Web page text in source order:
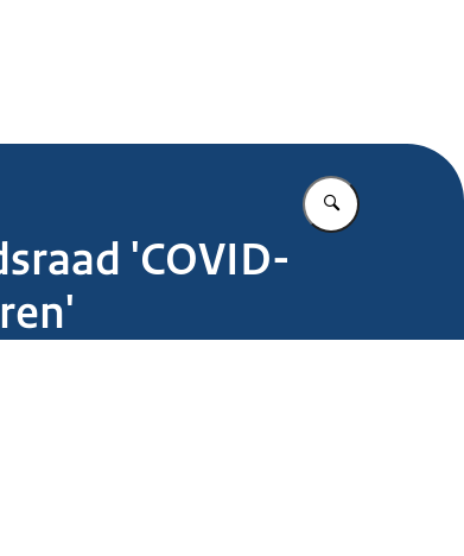
Vul in wat u
'COVID-